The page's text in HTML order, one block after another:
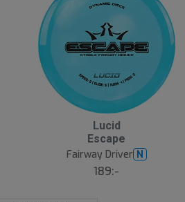
Lucid
Escape
Fairway Driver N
189:-